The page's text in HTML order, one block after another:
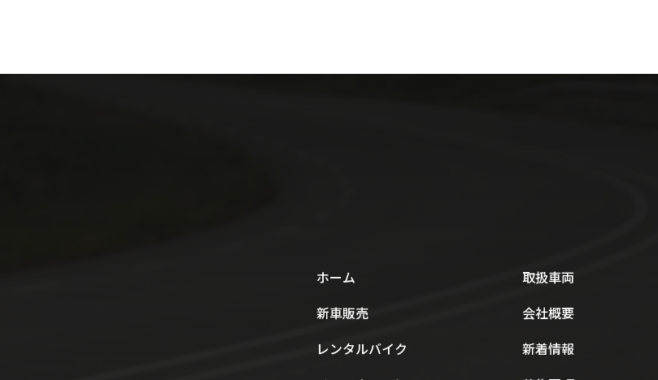
ホーム
新車販売
レンタルバイク
取扱車両
会社概要
新着情報